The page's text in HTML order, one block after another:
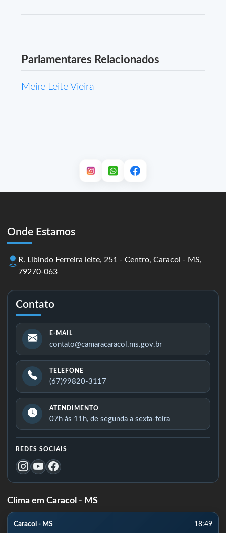
Parlamentares Relacionados
Meire Leite Vieira
Onde Estamos
R. Libindo Ferreira leite, 251 - Centro, Caracol - MS,
79270-063
Contato
E-MAIL
contato@camaracaracol.ms.gov.br
TELEFONE
(67)99820-3117
ATENDIMENTO
07h às 11h, de segunda a sexta-feira
REDES SOCIAIS
Clima em Caracol - MS
Caracol - MS 18:49